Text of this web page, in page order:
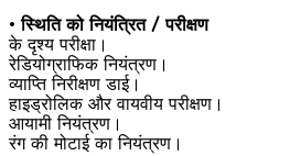
•स्थिति को नियंत्रित / परीक्षण
के दृश्य परीक्षा।
रेडियोग्राफिक नियंत्रण।
व्याप्ति निरीक्षण डाई।
हाइड्रोलिक और वायवीय परीक्षण।
आयामी नियंत्रण।
रंग की मोटाई का नियंत्रण।